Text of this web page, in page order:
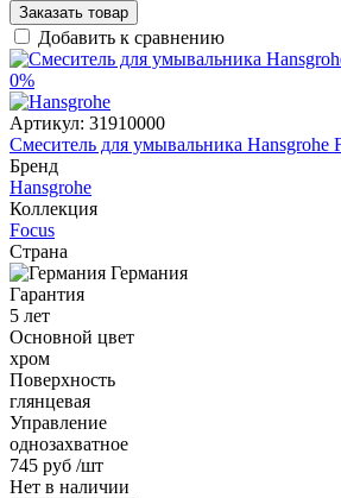
Заказать товар
Добавить к сравнению
0%
Артикул: 31910000
Смеситель для умывальника Hansgrohe
Бренд
Hansgrohe
Коллекция
Focus
Страна
Германия
Гарантия
5 лет
Основной цвет
хром
Поверхность
глянцевая
Управление
однозахватное
745 руб /шт
Нет в наличии